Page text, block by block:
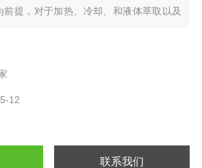
前提，对于加热、冷却、和液体萃取以及
行业理想的所需设备。
12
联系我们